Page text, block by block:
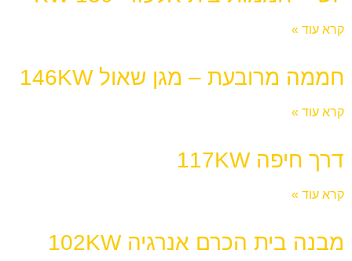
קרא עוד »
חממה מרובעת – מגן שאול 146KW
קרא עוד »
דרך חיפה 117KW
קרא עוד »
מבנה בית הכרם אנרגיה 102KW